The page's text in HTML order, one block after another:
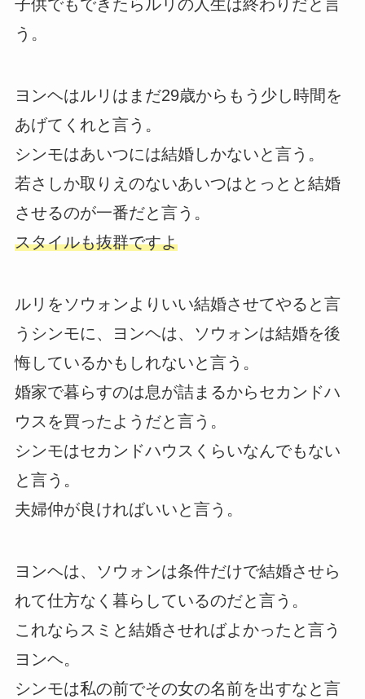
子供でもできたらルリの人生は終わりだと言
う。
ヨンヘはルリはまだ29歳からもう少し時間を
あげてくれと言う。
シンモはあいつには結婚しかないと言う。
若さしか取りえのないあいつはとっとと結婚
させるのが一番だと言う。
スタイルも抜群ですよ
ルリをソウォンよりいい結婚させてやると言
うシンモに、ヨンヘは、ソウォンは結婚を後
悔しているかもしれないと言う。
婚家で暮らすのは息が詰まるからセカンドハ
ウスを買ったようだと言う。
シンモはセカンドハウスくらいなんでもない
と言う。
夫婦仲が良ければいいと言う。
ヨンヘは、ソウォンは条件だけで結婚させら
れて仕方なく暮らしているのだと言う。
これならスミと結婚させればよかったと言う
ヨンヘ。
シンモは私の前でその女の名前を出すなと言